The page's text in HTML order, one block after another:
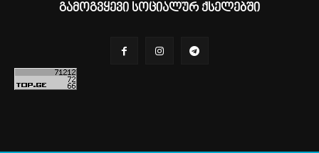
გამოგვყევი სოციალურ ქსელებში